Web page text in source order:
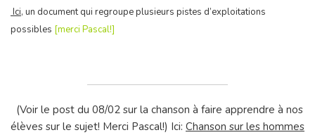
Ici, un document qui regroupe plusieurs pistes d’exploitations
possibles [merci Pascal!]
(Voir le post du 08/02 sur la chanson à faire apprendre à nos
élèves sur le sujet! Merci Pascal!) Ici: Chanson sur les hommes